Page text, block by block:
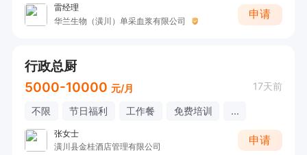
雷经理
华兰生物（潢川）单采血浆有限公司
申请
行政总厨
5000-10000 元/月 17天前
不限 节日福利 工作餐 免费培训 ...
张女士
潢川县金桂酒店管理有限公司
申请